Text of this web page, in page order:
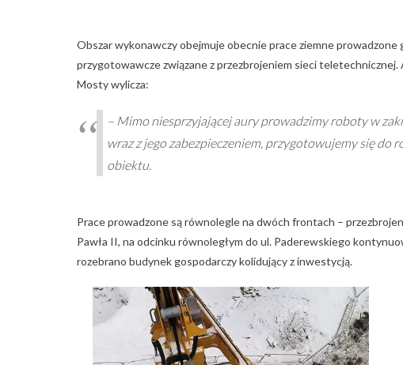
Obszar wykonawczy obejmuje obecnie prace ziemne
przygotowawcze związane z przezbrojeniem sieci
Mosty wylicza:
– Mimo niesprzyjającej aury prowadzimy roboty w
wraz z jego zabezpieczeniem, przygotowujemy się do
obiektu.
Prace prowadzone są równolegle na dwóch frontach –
Pawła II, na odcinku równoległym do ul. Paderewskiego
rozebrano budynek gospodarczy kolidujący z inwestycją.